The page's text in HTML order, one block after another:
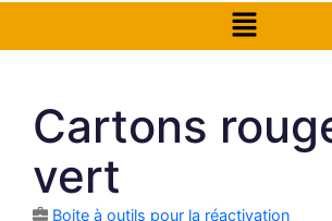
Cartons
vert
Boite à outils pour la réactivation